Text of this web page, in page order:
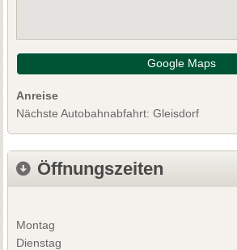
Google Maps
Anreise
Nächste Autobahnabfahrt: Gleisdorf
Öffnungszeiten
Montag
Dienstag